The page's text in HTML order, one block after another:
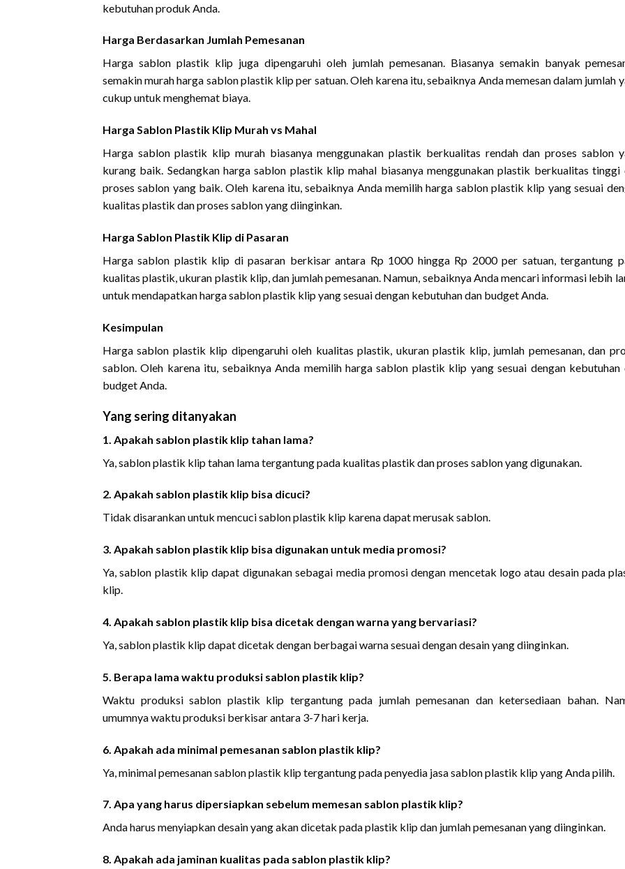
kebutuhan produk Anda.
Harga Berdasarkan Jumlah Pemesanan
Harga sablon plastik klip juga dipengaruhi oleh jumlah pemesanan. Biasanya semakin banyak
semakin murah harga sablon plastik klip per satuan. Oleh karena itu, sebaiknya Anda memesan dalam jumlah
cukup untuk menghemat biaya.
Harga Sablon Plastik Klip Murah vs Mahal
Harga sablon plastik klip murah biasanya menggunakan plastik berkualitas rendah dan proses sablon
kurang baik. Sedangkan harga sablon plastik klip mahal biasanya menggunakan plastik berkualitas tinggi
proses sablon yang baik. Oleh karena itu, sebaiknya Anda memilih harga sablon plastik klip yang sesuai
kualitas plastik dan proses sablon yang diinginkan.
Harga Sablon Plastik Klip di Pasaran
Harga sablon plastik klip di pasaran berkisar antara Rp 1000 hingga Rp 2000 per satuan, tergantung
kualitas plastik, ukuran plastik klip, dan jumlah pemesanan. Namun, sebaiknya Anda mencari informasi lebih
untuk mendapatkan harga sablon plastik klip yang sesuai dengan kebutuhan dan budget Anda.
Kesimpulan
Harga sablon plastik klip dipengaruhi oleh kualitas plastik, ukuran plastik klip, jumlah pemesanan, dan
sablon. Oleh karena itu, sebaiknya Anda memilih harga sablon plastik klip yang sesuai dengan kebutuhan
budget Anda.
Yang sering ditanyakan
1. Apakah sablon plastik klip tahan lama?
Ya, sablon plastik klip tahan lama tergantung pada kualitas plastik dan proses sablon yang digunakan.
2. Apakah sablon plastik klip bisa dicuci?
Tidak disarankan untuk mencuci sablon plastik klip karena dapat merusak sablon.
3. Apakah sablon plastik klip bisa digunakan untuk media promosi?
Ya, sablon plastik klip dapat digunakan sebagai media promosi dengan mencetak logo atau desain pada
klip.
4. Apakah sablon plastik klip bisa dicetak dengan warna yang bervariasi?
Ya, sablon plastik klip dapat dicetak dengan berbagai warna sesuai dengan desain yang diinginkan.
5. Berapa lama waktu produksi sablon plastik klip?
Waktu produksi sablon plastik klip tergantung pada jumlah pemesanan dan ketersediaan bahan.
umumnya waktu produksi berkisar antara 3-7 hari kerja.
6. Apakah ada minimal pemesanan sablon plastik klip?
Ya, minimal pemesanan sablon plastik klip tergantung pada penyedia jasa sablon plastik klip yang Anda pilih.
7. Apa yang harus dipersiapkan sebelum memesan sablon plastik klip?
Anda harus menyiapkan desain yang akan dicetak pada plastik klip dan jumlah pemesanan yang diinginkan.
8. Apakah ada jaminan kualitas pada sablon plastik klip?